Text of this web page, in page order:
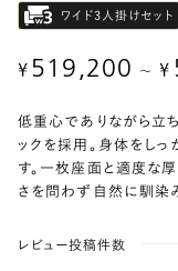
ワイド3人掛けセット
¥ 519,200 〜 ¥
低重心でありながら立
ックを採用。身体をし
す。一枚座面と適度な
さを問わず自然に馴染み
レビュー投稿件数